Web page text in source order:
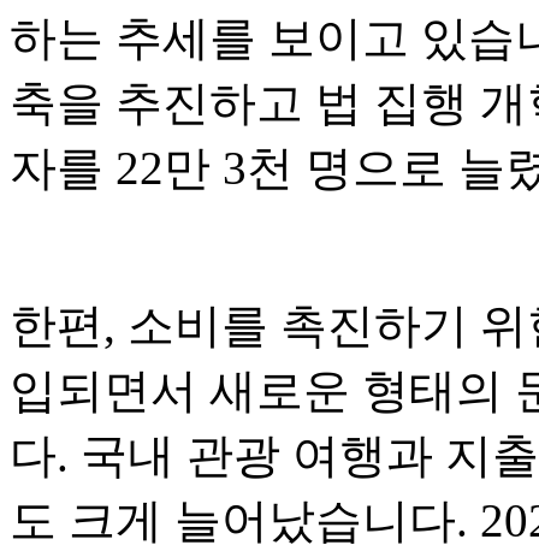
하는 추세를 보이고 있습
축을 추진하고 법 집행
자를 22만 3천 명으로 늘
한편, 소비를 촉진하기
입되면서 새로운 형태의
다. 국내 관광 여행과 지
도 크게 늘어났습니다.